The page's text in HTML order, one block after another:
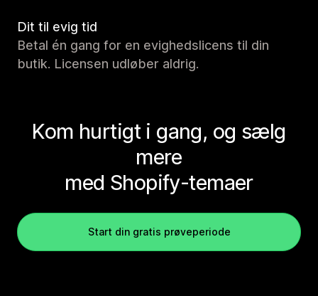
Dit til evig tid
Betal én gang for en evighedslicens til din
butik. Licensen udløber aldrig.
Kom hurtigt i gang, og sælg
mere
med Shopify-temaer
Start din gratis prøveperiode